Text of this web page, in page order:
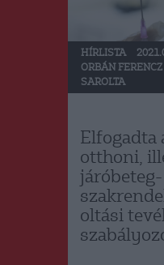
HÍRLISTA
ORBÁN FERENCZ
SAROLTA
Elfogadta
otthoni,
járóbeteg-
oltási